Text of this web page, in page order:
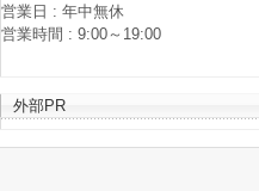
営業日 : 年中無休
営業時間 : 9:00～19:00
外部PR